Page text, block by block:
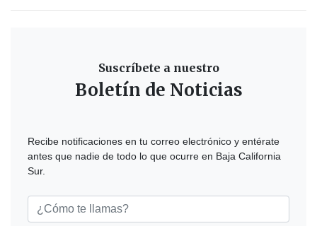
Suscríbete a nuestro
Boletín de Noticias
Recibe notificaciones en tu correo electrónico y entérate
antes que nadie de todo lo que ocurre en Baja California
Sur.